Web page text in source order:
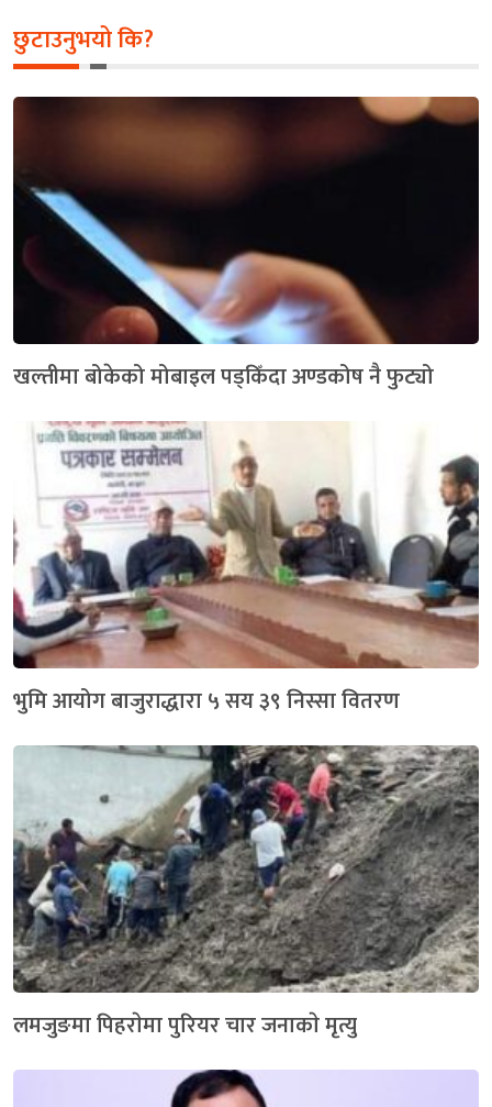
छुटाउनुभयो कि?
खल्तीमा बोकेको मोबाइल पड्किँदा अण्डकोष नै फुट्यो
भुमि आयोग बाजुराद्धारा ५ सय ३९ निस्सा वितरण
लमजुङमा पिहराेमा पुरियर चार जनाकाे मृत्यु